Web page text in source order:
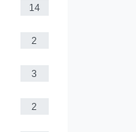
14
2
3
2